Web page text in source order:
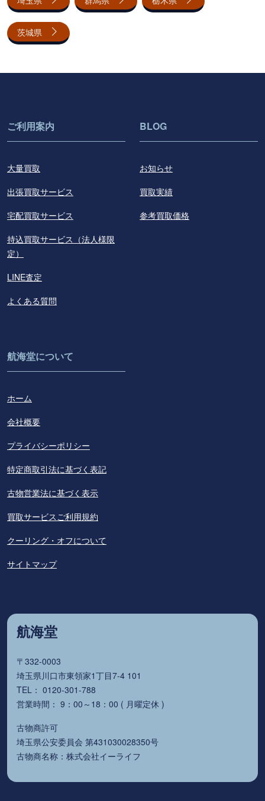
茨城県
ご利用案内
大量買取
出張買取サービス
宅配買取サービス
持込買取サービス（法人様限
定）
LINE査定
よくある質問
BLOG
お知らせ
買取実績
参考買取価格
航海堂について
ホーム
会社概要
プライバシーポリシー
特定商取引法に基づく表記
古物営業法に基づく表示
買取サービスご利用規約
クーリング・オフについて
サイトマップ
航海堂
〒332-0003
埼玉県川口市東領家1丁目7-4 101
TEL： 0120-301-788
営業時間： 9：00～18：00 ( 月曜定休 )
古物商許可
埼玉県公安委員会 第431030028350号
古物商名称：株式会社イーライフ